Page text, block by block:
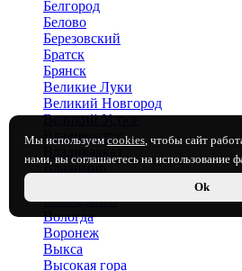
Мы используем cookies, чтобы сайт
нами, вы соглашаетесь на использование
Ok
Белгород
Белово
Березовский
Братск
Брянск
Великие Луки
Великий Новгород
Великий Устюг
Владивосток
Владикавказ
Владимир
Волгодонск
Вологда
Воронеж
Выкса
Высокая гора